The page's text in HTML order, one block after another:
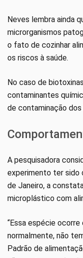
Neves lembra ainda
microrganismos
o fato de cozinhar
os riscos à saúde.
No caso de
contaminantes
de contaminação dos
A pesquisadora
experimento ter sido
de Janeiro, a
microplástico com
“Essa espécie
normalmente, não
Padrão de